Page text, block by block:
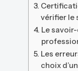
vérifier le
Le
Les
choix